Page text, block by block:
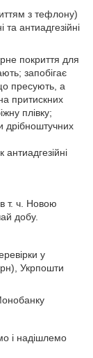
з тефлону)
антиадгезійні
покриття для
запобігає
пресують, а
притискних
плівку;
дрібноштучних
т. ч. Новою
добу.
у
Укрпошти
і надішлемо